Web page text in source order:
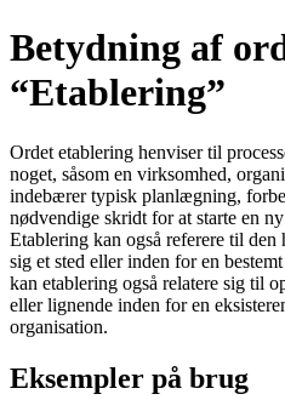
Betydning af
“Etablering”
Ordet etablering henviser til
noget, såsom en virksomhed,
indebærer typisk planlægning,
nødvendige skridt for at starte en
Etablering kan også referere til den
sig et sted eller inden for en
kan etablering også relatere sig til
eller lignende inden for en
organisation.
Eksempler på brug